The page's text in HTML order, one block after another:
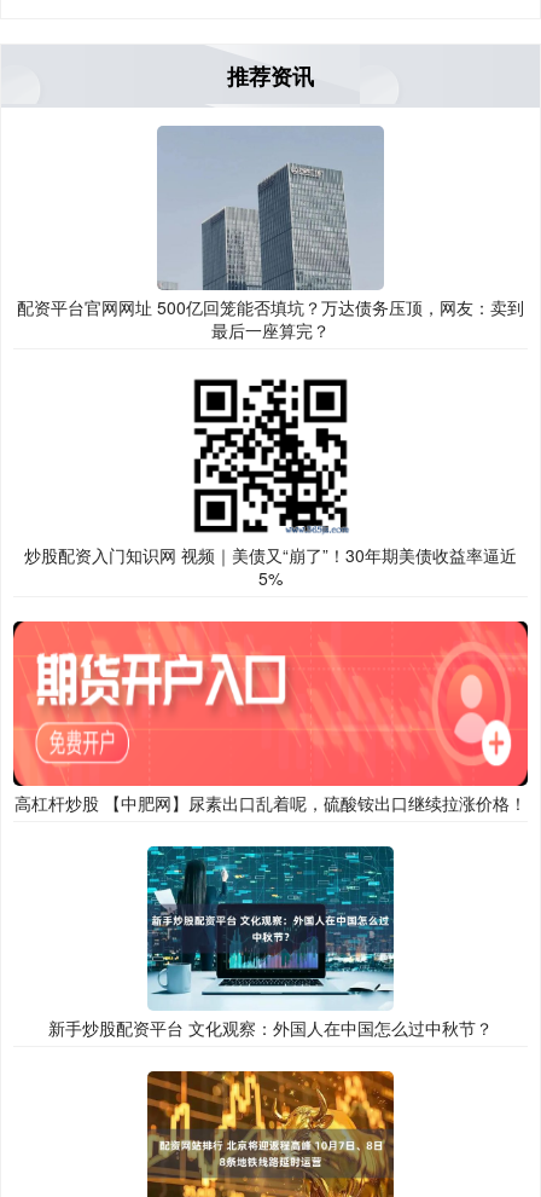
推荐资讯
配资平台官网网址 500亿回笼能否填坑？万达债务压顶，网友：卖到
最后一座算完？
炒股配资入门知识网 视频｜美债又“崩了”！30年期美债收益率逼近
5%
高杠杆炒股 【中肥网】尿素出口乱着呢，硫酸铵出口继续拉涨价格！
新手炒股配资平台 文化观察：外国人在中国怎么过中秋节？